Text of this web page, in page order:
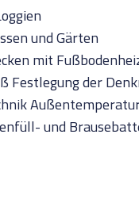
und Gärten
mit
Festlegung der
und